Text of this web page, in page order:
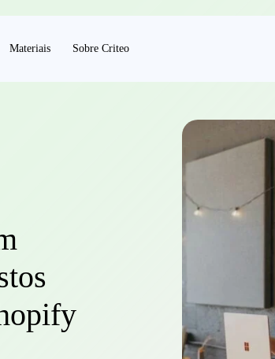
Materiais Sobre Criteo